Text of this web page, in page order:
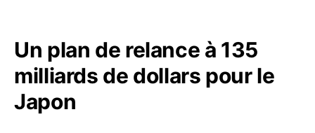
Un plan de relance à 135
milliards de dollars pour le
Japon